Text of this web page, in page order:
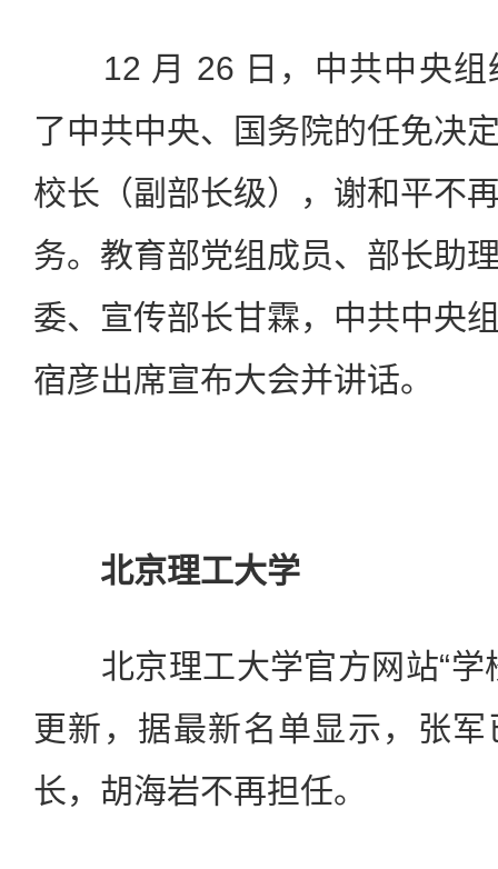
12 月 26 日，中共中央组
了中共中央、国务院的任免决
校长（副部长级），谢和平不
务。教育部党组成员、部长助
委、宣传部长甘霖，中共中央
宿彦出席宣布大会并讲话。
北京理工大学
北京理工大学官方网站“学
更新，据最新名单显示，张
长，胡海岩不再担任。